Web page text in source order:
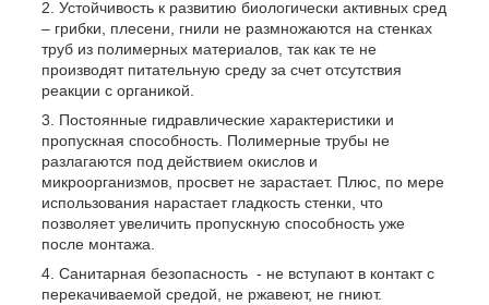
Устойчивость к развитию биологически активных сред
– грибки, плесени, гнили не размножаются на стенках
труб из полимерных материалов, так как те не
производят питательную среду за счет отсутствия
реакции с органикой.
Постоянные гидравлические характеристики и
пропускная способность. Полимерные трубы не
разлагаются под действием окислов и
микроорганизмов, просвет не зарастает. Плюс, по мере
использования нарастает гладкость стенки, что
позволяет увеличить пропускную способность уже
после монтажа.
Санитарная безопасность - не вступают в контакт с
перекачиваемой средой, не ржавеют, не гниют.